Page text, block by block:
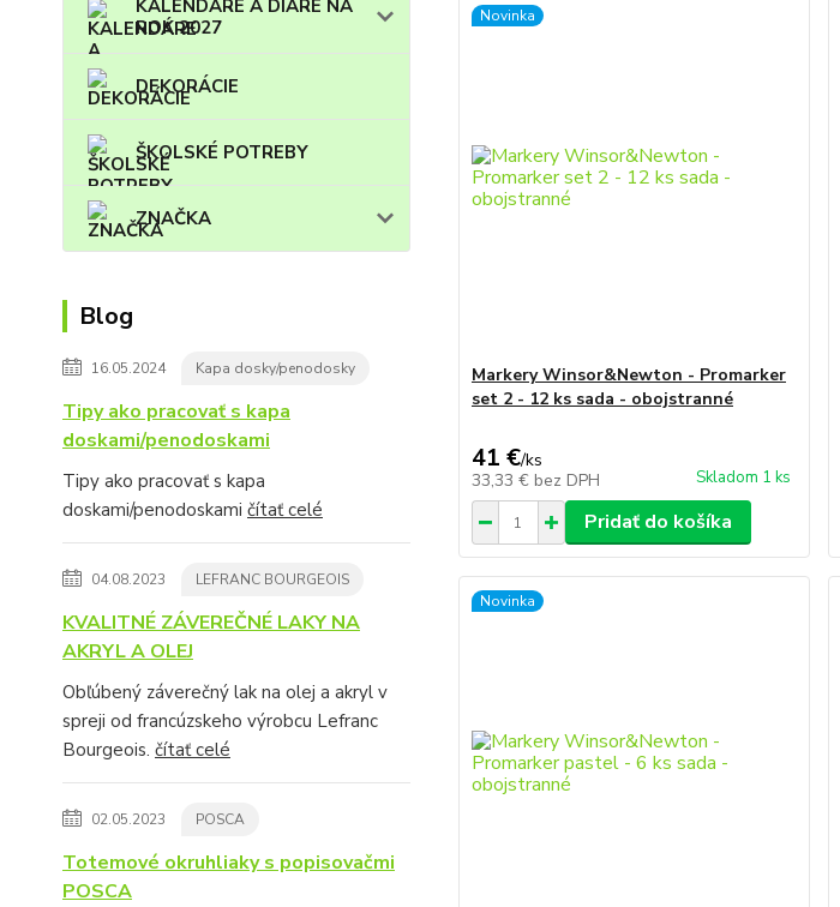
KALENDÁRE A DIÁRE NA
ROK 2027
DEKORÁCIE
ŠKOLSKÉ POTREBY
ZNAČKA
Blog
16.05.2024 Kapa dosky/penodosky
Tipy ako pracovať s kapa
doskami/penodoskami
Tipy ako pracovať s kapa
doskami/penodoskami čítať celé
04.08.2023 LEFRANC BOURGEOIS
KVALITNÉ ZÁVEREČNÉ LAKY NA
AKRYL A OLEJ
Obľúbený záverečný lak na olej a akryl v
spreji od francúzskeho výrobcu Lefranc
Bourgeois. čítať celé
02.05.2023 POSCA
Totemové okruhliaky s popisovačmi
POSCA
Novinka
Markery Winsor&Newton - Promarker
set 2 - 12 ks sada - obojstranné
41 €/ks
33,33 € bez DPH Skladom 1 ks
Pridať do košíka
Novinka